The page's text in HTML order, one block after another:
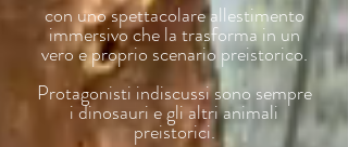
con uno spettacolare allestimento
immersivo che la trasforma in un
vero e proprio scenario preistorico.
Protagonisti indiscussi sono sempre
i dinosauri e gli altri animali
preistorici.